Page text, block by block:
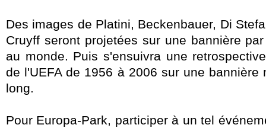
Des images de Platini, Beckenbauer, Di
Cruyff seront projetées sur une bannière
au monde. Puis s'ensuivra une
de l'UEFA de 1956 à 2006 sur une bannière
long.
Pour Europa-Park, participer à un tel